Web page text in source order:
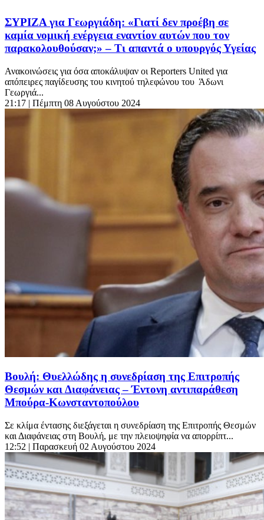
ΣΥΡΙΖΑ για Γεωργιάδη: «Γιατί δεν προέβη σε
καμία νομική ενέργεια εναντίον αυτών που τον
παρακολουθούσαν;» – Τι απαντά ο υπουργός Υγείας
Ανακοινώσεις για όσα αποκάλυψαν οι Reporters United για
απόπειρες παγίδευσης του κινητού τηλεφώνου του Άδωνι
Γεωργιά...
21:17 | Πέμπτη 08 Αυγούστου 2024
Βουλή: Θυελλώδης η συνεδρίαση της Επιτροπής
Θεσμών και Διαφάνειας – Έντονη αντιπαράθεση
Μπούρα-Κωνσταντοπούλου
Σε κλίμα έντασης διεξάγεται η συνεδρίαση της Επιτροπής Θεσμών
και Διαφάνειας στη Βουλή, με την πλειοψηφία να απορρίπτ...
12:52 | Παρασκευή 02 Αυγούστου 2024